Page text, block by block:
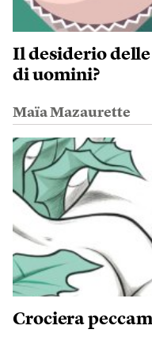
Il desiderio
di uomini?
Maïa Mazaurette
Crociera